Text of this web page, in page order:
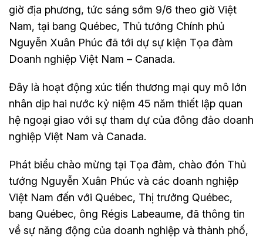
giờ địa phương, tức sáng sớm 9/6 theo giờ Việt
Nam, tại bang Québec, Thủ tướng Chính phủ
Nguyễn Xuân Phúc đã tới dự sự kiện Tọa đàm
Doanh nghiệp Việt Nam – Canada.
Đây là hoạt động xúc tiến thương mại quy mô lớn
nhân dịp hai nước kỷ niệm 45 năm thiết lập quan
hệ ngoại giao với sự tham dự của đông đảo doanh
nghiệp Việt Nam và Canada.
Phát biểu chào mừng tại Tọa đàm, chào đón Thủ
tướng Nguyễn Xuân Phúc và các doanh nghiệp
Việt Nam đến với Québec, Thị trưởng Québec,
bang Québec, ông Régis Labeaume, đã thông tin
về sự năng động của doanh nghiệp và thành phố,